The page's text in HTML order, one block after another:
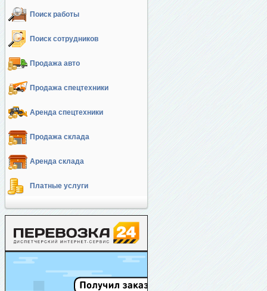
Поиск работы
Поиск сотрудников
Продажа авто
Продажа спецтехники
Аренда спецтехники
Продажа склада
Аренда склада
Платные услуги